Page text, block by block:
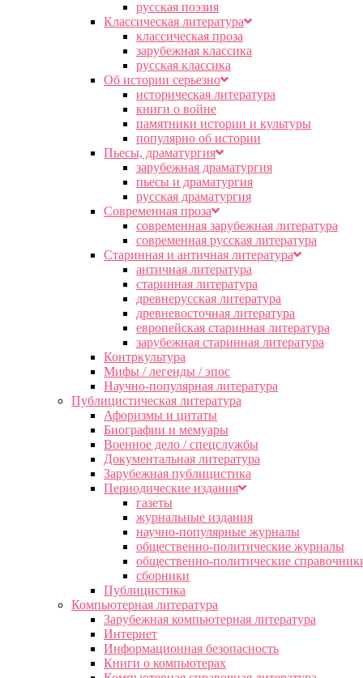
русская поэзия
Классическая литература
классическая проза
зарубежная классика
русская классика
Об истории серьезно
историческая литература
книги о войне
памятники истории и культуры
популярно об истории
Пьесы, драматургия
зарубежная драматургия
пьесы и драматургия
русская драматургия
Современная проза
современная зарубежная литература
современная русская литература
Старинная и античная литература
античная литература
старинная литература
древнерусская литература
древневосточная литература
европейская старинная литература
зарубежная старинная литература
Контркультура
Мифы / легенды / эпос
Научно-популярная литература
Публицистическая литература
Афоризмы и цитаты
Биографии и мемуары
Военное дело / спецслужбы
Документальная литература
Зарубежная публицистика
Периодические издания
газеты
журнальные издания
научно-популярные журналы
общественно-политические журналы
общественно-политические
сборники
Публицистика
Компьютерная литература
Зарубежная компьютерная литература
Интернет
Информационная безопасность
Книги о компьютерах